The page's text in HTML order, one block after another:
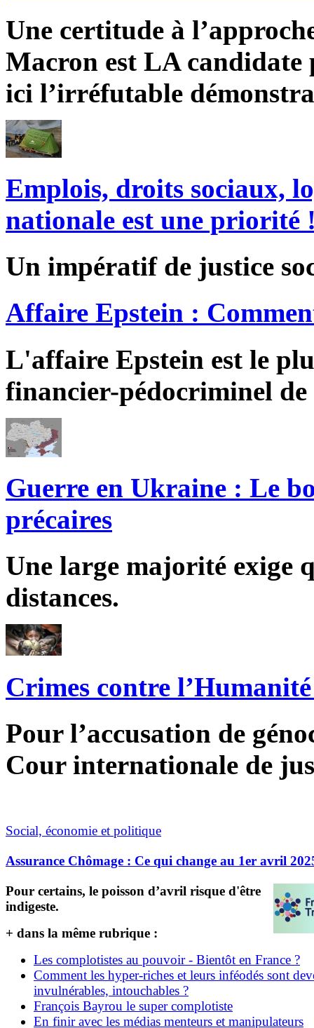
Une certitude à
Macron est LA candidate
ici l’irréfutable
Emplois, droits sociaux,
nationale est une priorité
Un impératif de justice
Affaire Epstein :
L'affaire Epstein est le
financier-pédocriminel
Guerre en Ukraine : Le
précaires
Une large majorité exige
distances.
Crimes contre
Pour l’accusation de
Cour internationale de
Social, économie et politique
Assurance Chômage : Ce qui change au 1er avril
Pour certains, le poisson d’avril risque d'être
indigeste.
+ dans la même rubrique :
Les complotistes au pouvoir - Bientôt en France ?
Comment les hyper-riches et leurs inféodés sont
invulnérables, intouchables ?
François Bayrou le super complotiste
En finir avec les médias menteurs et manipulateurs